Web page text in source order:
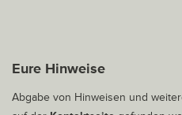
Eure Hinweise
Abgabe von Hinweisen und